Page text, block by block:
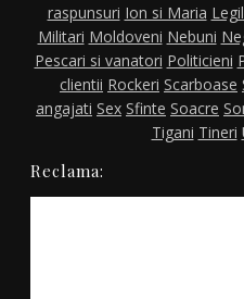
raspunsuri Ion si Maria
Militari Moldoveni Nebuni
Pescari si vanatori Politicieni
clientii Rockeri Scarboase
angajati Sex Sfinte Soacre
Tigani Tineri
Reclama: